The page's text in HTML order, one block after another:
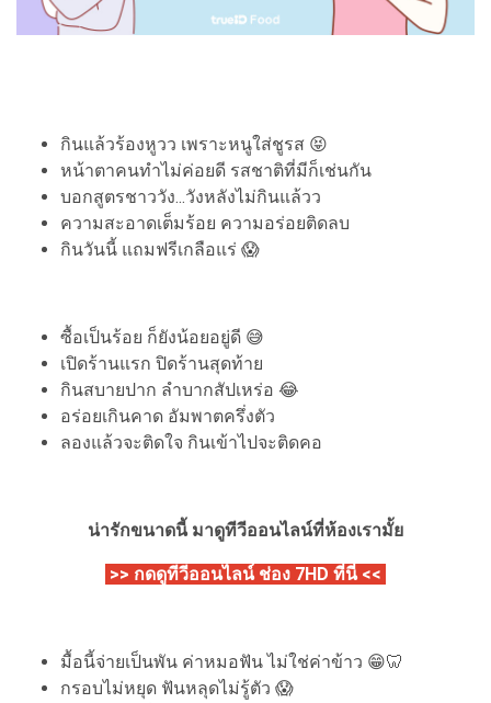
กินแล้วร้องหูวว เพราะหนูใส่ชูรส 😝
หน้าตาคนทำไม่ค่อยดี รสชาติที่มีก็เช่นกัน
บอกสูตรชาววัง...วังหลังไม่กินแล้วว
ความสะอาดเต็มร้อย ความอร่อยติดลบ
กินวันนี้ แถมฟรีเกลือแร่ 😱
ซื้อเป็นร้อย ก็ยังน้อยอยู่ดี 😅
เปิดร้านแรก ปิดร้านสุดท้าย
กินสบายปาก ลำบากสัปเหร่อ 😂
อร่อยเกินคาด อัมพาตครึ่งตัว
ลองแล้วจะติดใจ กินเข้าไปจะติดคอ
น่ารักขนาดนี้ มาดูทีวีออนไลน์ที่ห้องเรามั้ย
>> กดดูทีวีออนไลน์ ช่อง 7HD ที่นี่ <<
มื้อนี้จ่ายเป็นพัน ค่าหมอฟัน ไม่ใช่ค่าข้าว 😁🦷
กรอบไม่หยุด ฟันหลุดไม่รู้ตัว 😱